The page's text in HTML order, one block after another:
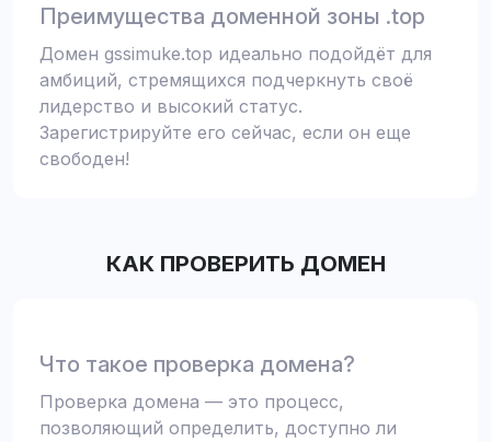
Преимущества доменной зоны .top
Домен gssimuke.top идеально подойдёт для
амбиций, стремящихся подчеркнуть своё
лидерство и высокий статус.
Зарегистрируйте его сейчас, если он еще
свободен!
КАК ПРОВЕРИТЬ ДОМЕН
Что такое проверка домена?
Проверка домена — это процесс,
позволяющий определить, доступно ли